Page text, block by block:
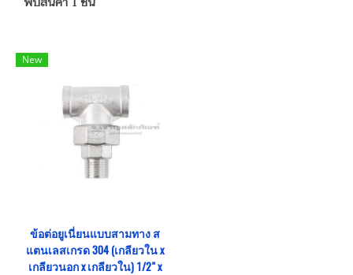
New
ข้อต่อยูเนี่ยนแบบสามทาง ส
แตนเลสเกรด 304 (เกลียวใน x
เกลียวนอก x เกลียวใน) 1/2" x